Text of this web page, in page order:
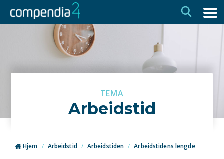
TEMA
Arbeidstid
Hjem / Arbeidstid / Arbeidstiden / Arbeidstidens lengde